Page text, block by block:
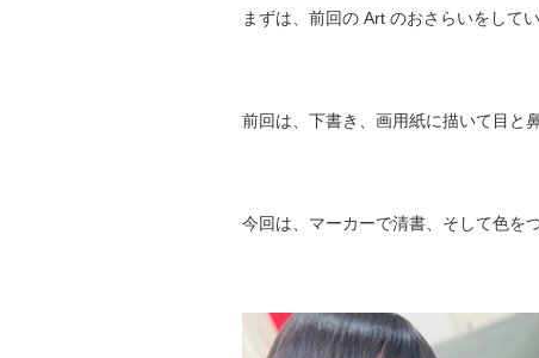
まずは、前回の Art のおさらいをしてい
前回は、下書き、画用紙に描いて目と
今回は、マーカーで清書、そして色を